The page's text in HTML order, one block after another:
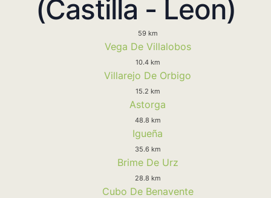
(Castilla - Leon)
59 km
Vega De Villalobos
10.4 km
Villarejo De Orbigo
15.2 km
Astorga
48.8 km
Igueña
35.6 km
Brime De Urz
28.8 km
Cubo De Benavente